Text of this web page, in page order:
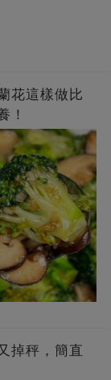
花這樣做比
！
掉秤，簡直